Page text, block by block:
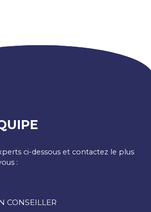
ci-dessous et contactez le plus
:
CONSEILLER